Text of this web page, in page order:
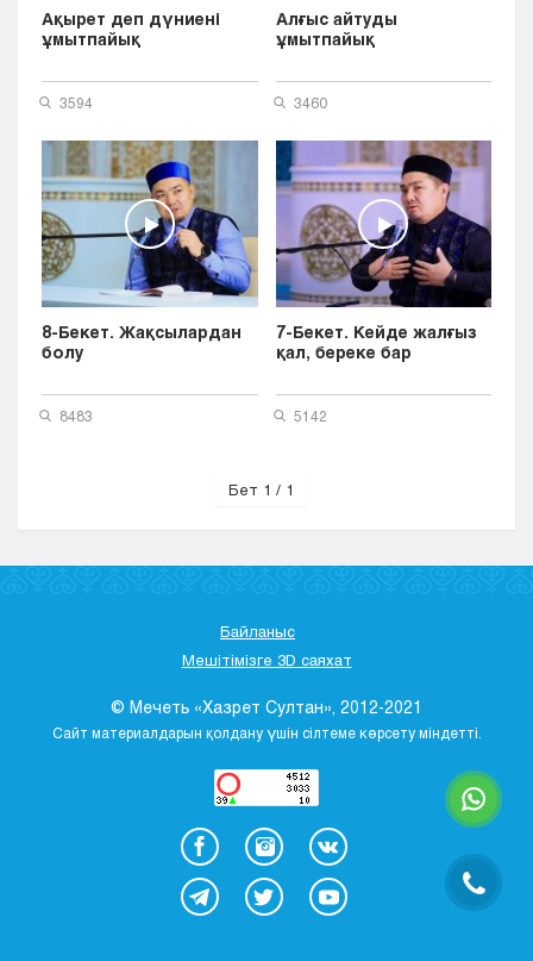
Ақырет деп дүниені
ұмытпайық
3594
Алғыс айтуды
ұмытпайық
3460
8-Бекет. Жақсылардан
болу
8483
7-Бекет. Кейде жалғыз
қал, береке бар
5142
Бет 1 / 1
Байланыс
Мешітімізге 3D саяхат
© Мечеть «Хазрет Султан», 2012-2021
Сайт материалдарын қолдану үшін сілтеме көрсету міндетті.